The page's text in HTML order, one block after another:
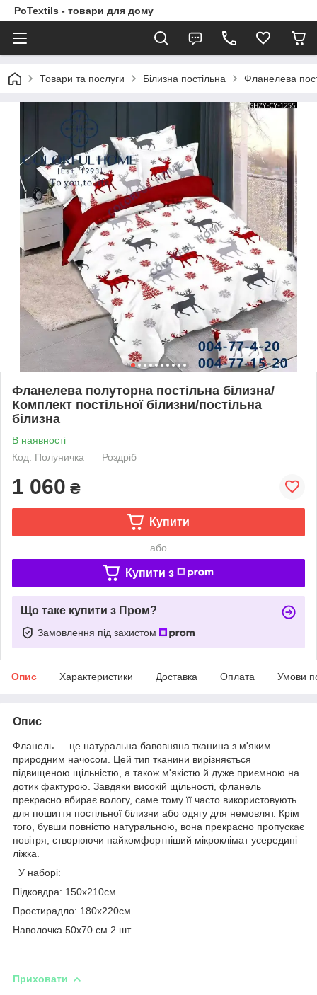
PoTextils - товари для дому
Товари та послуги Білизна постільна Фланелева
Фланелева полуторна постільна білизна/
Комплект постільної білизни/постільна
білизна
В наявності
Код: Полуничка
Роздріб
1 060 ₴
Купити
або
Купити з
Що таке купити з Пром?
Замовлення під захистом
Опис Характеристики Доставка Оплата Умови
Опис
Фланель — це натуральна бавовняна тканина з м'яким
природним начосом. Цей тип тканини вирізняється
підвищеною щільністю, а також м'якістю й дуже приємною на
дотик фактурою. Завдяки високій щільності, фланель
прекрасно вбирає вологу, саме тому її часто використовують
для пошиття постільної білизни або одягу для немовлят. Крім
того, бувши повністю натуральною, вона прекрасно пропускає
повітря, створюючи найкомфортніший мікроклімат усередині
ліжка.
У наборі:
Підковдра: 150х210см
Простирадло: 180х220см
Наволочка 50х70 см 2 шт.
Приховати